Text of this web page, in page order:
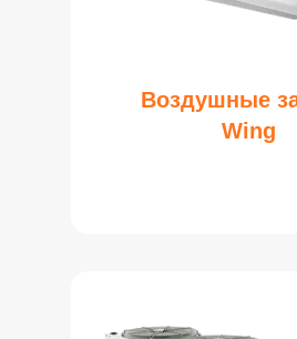
Воздушные
Wing